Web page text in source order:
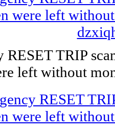
RESET TRIP
left without